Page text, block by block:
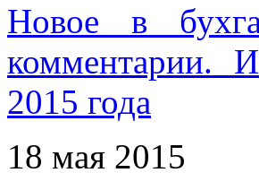
Новое в
комментарии.
2015 года
18 мая 2015